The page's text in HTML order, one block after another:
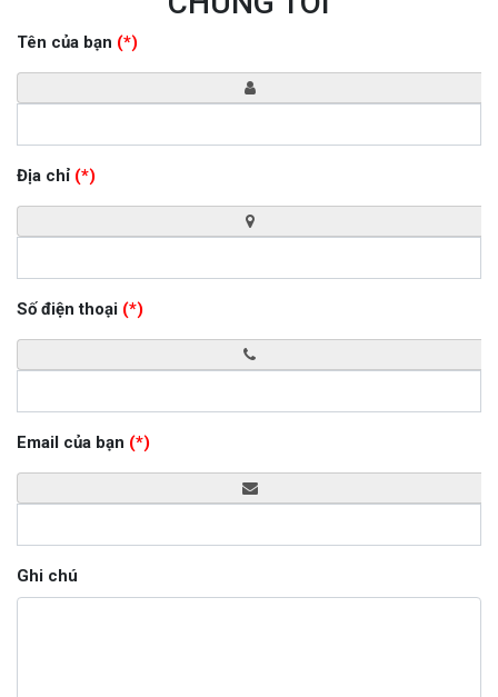
Tên của bạn (*)
Địa chỉ (*)
Số điện thoại (*)
Email của bạn (*)
Ghi chú